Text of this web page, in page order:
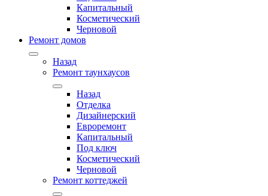
Капитальный
Косметический
Черновой
Ремонт домов
Назад
Ремонт таунхаусов
Назад
Отделка
Дизайнерский
Евроремонт
Капитальный
Под ключ
Косметический
Черновой
Ремонт коттеджей